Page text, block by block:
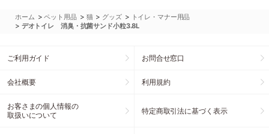
ホーム >ペット用品 > 猫 > グッズ > トイレ・マナー用品
> デオトイレ 消臭・抗菌サンド小粒3.8L
ご利用ガイド お問合せ窓口
会社概要 利用規約
お客さまの個人情報の
取扱いについて
特定商取引法に基づく表示